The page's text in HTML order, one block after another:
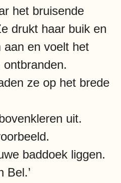
het bruisende
drukt haar buik en
aan en voelt het
ze op het brede
uit.
baddoek liggen.
Bel.’